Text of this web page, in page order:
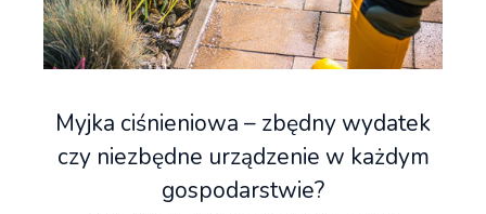
Myjka ciśnieniowa – zbędny wydatek
czy niezbędne urządzenie w każdym
gospodarstwie?